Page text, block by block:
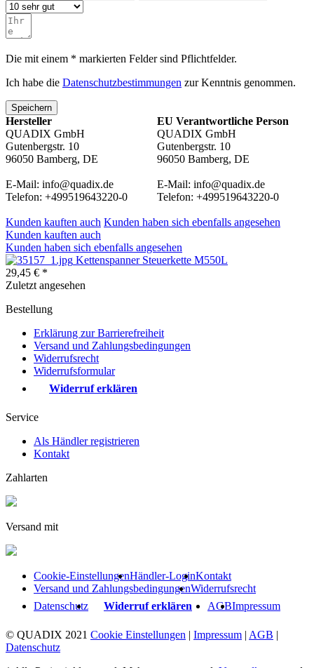
Die mit einem * markierten Felder sind Pflichtfelder.
Ich habe die Datenschutzbestimmungen zur Kenntnis genommen.
Speichern
Hersteller
QUADIX GmbH
Gutenbergstr. 10
96050 Bamberg, DE
E-Mail: info@quadix.de
Telefon: +499519643220-0
EU Verantwortliche Person
QUADIX GmbH
Gutenbergstr. 10
96050 Bamberg, DE
E-Mail: info@quadix.de
Telefon: +499519643220-0
Kunden kauften auch Kunden haben sich ebenfalls angesehen
Kunden kauften auch
Kunden haben sich ebenfalls angesehen
Kettenspanner Steuerkette M550L
29,45 € *
Zuletzt angesehen
Bestellung
Erklärung zur Barrierefreiheit
Versand und Zahlungsbedingungen
Widerrufsrecht
Widerrufsformular
Widerruf erklären
Service
Als Händler registrieren
Kontakt
Zahlarten
Versand mit
Cookie-EinstellungenHändler-LoginKontakt
Versand und ZahlungsbedingungenWiderrufsrecht
Datenschutz
Widerruf erklären AGBImpressum
© QUADIX 2021 Cookie Einstellungen | Impressum | AGB |
Datenschutz